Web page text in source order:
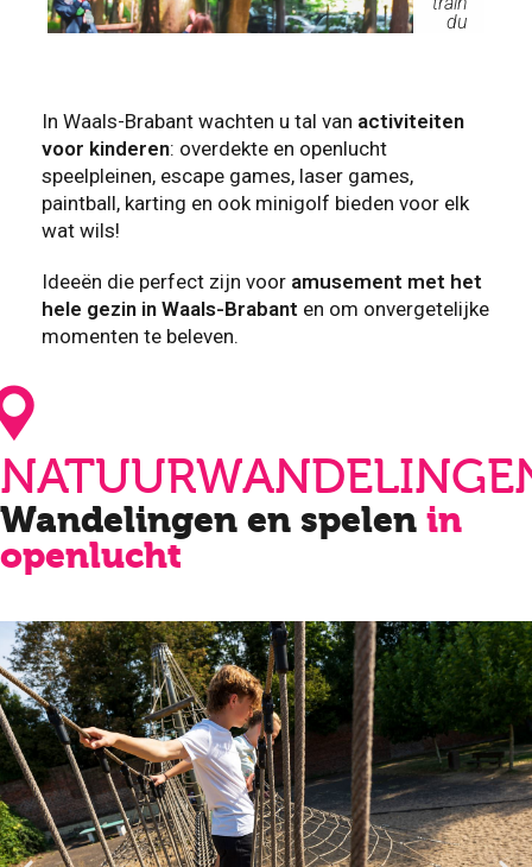
du
In Waals-Brabant wachten u tal van activiteiten
voor kinderen: overdekte en openlucht
speelpleinen, escape games, laser games,
paintball, karting en ook minigolf bieden voor elk
wat wils!
Ideeën die perfect zijn voor amusement met het
hele gezin in Waals-Brabant en om onvergetelijke
momenten te beleven.
Wandelingen en spelen in
openlucht